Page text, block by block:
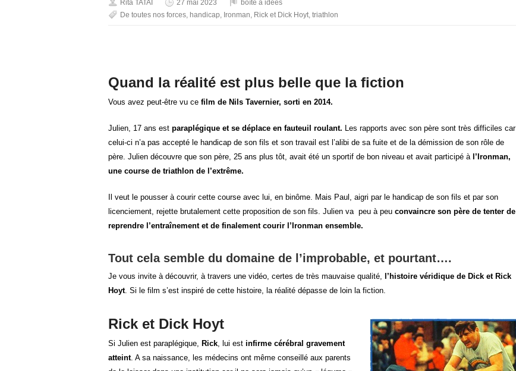
Rita TATAI 27 mai 2023
boîte à idées
De toutes nos forces, handicap, Ironman, Rick et Dick Hoyt, triathlon
Quand la réalité est plus belle que la fiction
Vous avez peut-être vu ce film de Nils Tavernier, sorti en 2014.
Julien, 17 ans est paraplégique et se déplace en fauteuil roulant. Les rapports avec son père sont très difficiles car
celui-ci n’a pas accepté le handicap de son fils et son travail est l’alibi de sa fuite et de la démission de son rôle de
père. Julien découvre que son père, 25 ans plus tôt, avait été un sportif de bon niveau et avait participé àl’Ironman,
une course de triathlon de l’extrême.
Il veut le pousser à courir cette course avec lui, en binôme. Mais Paul, aigri par le handicap de son fils et par son
licenciement, rejette brutalement cette proposition de son fils. Julien va peu à peu convaincre son père de tenter de
reprendre l’entraînement et de finalement courir l’Ironman ensemble.
Tout cela semble du domaine de l’improbable, et pourtant….
Je vous invite à découvrir, à travers une vidéo, certes de très mauvaise qualité, l’histoire véridique de Dick et Rick
Hoyt. Si le film s’est inspiré de cette histoire, la réalité dépasse de loin la fiction.
Rick et Dick Hoyt
Si Julien est paraplégique, Rick, lui est infirme cérébral gravement
atteint. A sa naissance, les médecins ont même conseillé aux parents